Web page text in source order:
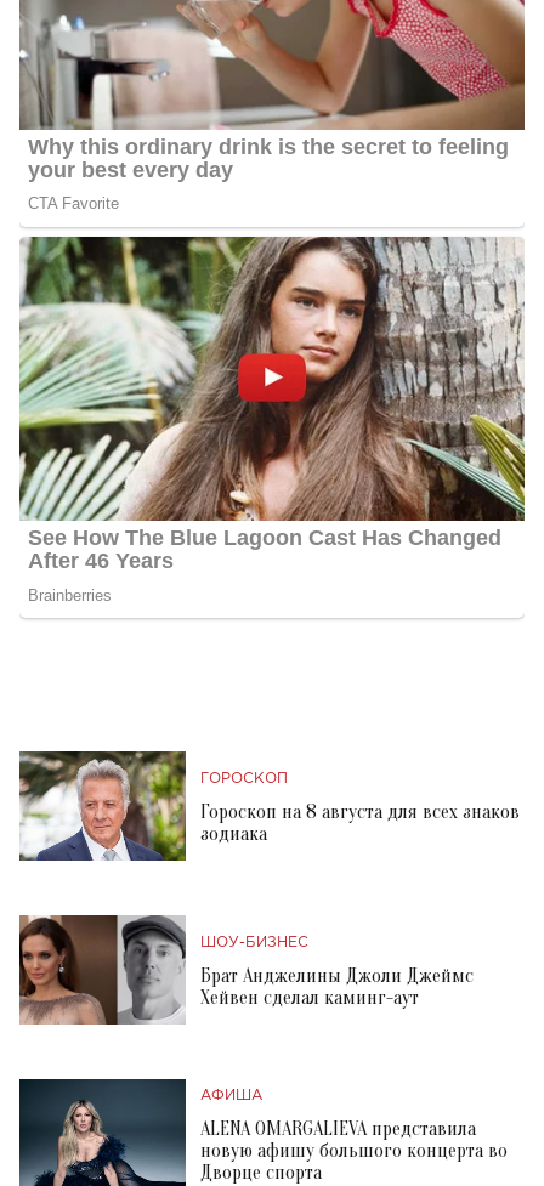
ГОРОСКОП
Гороскоп на 8 августа для всех знаков
зодиака
ШОУ-БИЗНЕС
Брат Анджелины Джоли Джеймс
Хейвен сделал каминг-аут
АФИША
ALENA OMARGALIEVA представила
новую афишу большого концерта во
Дворце спорта